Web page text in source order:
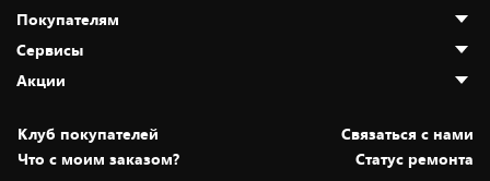
О нас
Адреса магазинов
Новости
Статьи и обзоры
Вакансии
Покупателям
Как сделать заказ
Оплата и доставка
Безналичный расчёт
Обмен и возврат товара
Сервисы
Установка техники
Для игровых консолей
Акции
Скидки и промокоды
Белорусские товары
Клуб покупателей
Cвязаться с нами
Что с моим заказом?
Статус ремонта